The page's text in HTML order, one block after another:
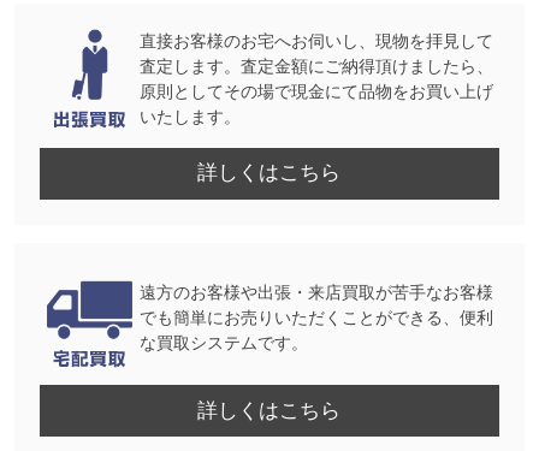
直接お客様のお宅へお伺いし、現物を拝見して
査定します。査定金額にご納得頂けましたら、
原則としてその場で現金にて品物をお買い上げ
いたします。
詳しくはこちら
遠方のお客様や出張・来店買取が苦手なお客様
でも簡単にお売りいただくことができる、便利
な買取システムです。
詳しくはこちら